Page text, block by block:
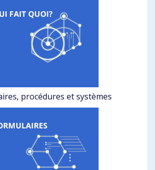
procédures et systèmes